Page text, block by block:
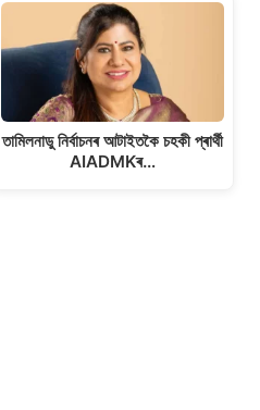
তামিলনাডু নিৰ্বাচনৰ আটাইতকৈ চহকী প্ৰাৰ্থী
AIADMKৰ…